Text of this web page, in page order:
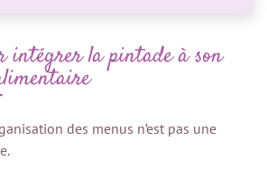
intégrer la pintade à son
des menus n’est pas une